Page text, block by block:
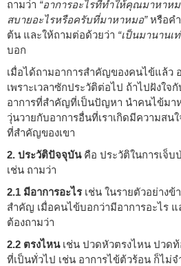
ถามว่า “อาการอะไรที่ทำให้คุณมาหาหม
สบายอะไรหรือครับที่มาหาหมอ”หรือคำ
ต้น และให้ถามต่อด้วยว่า “เป็นมานานเ
บอก
เมื่อได้ถามอาการสำคัญของคนไข้แล้ว
เพราะเวลาซักประวัติต่อไป ถ้าไปฝังใจ
อาการที่สำคัญที่เป็นปัญหา นำคนไข้มา
วุ่นวายกับอาการอื่นที่เราเกิดมีความสน
ที่สำคัญของเขา
2. ประวัติปัจจุบันคือ ประวัติในการเจ็บ
เช่น ถามว่า
2.1 มีอาการอะไรเช่น ในรายตัวอย่างข้
สำคัญ เมื่อคนไข้บอกว่ามีอาการอะไร แ
ต้องถามว่า
2.2 ตรงไหนเช่น ปวดหัวตรงไหน ปวด
ที่เป็นทั่วไป เช่น อาการไข้ต้วร้อน ก็ไม่